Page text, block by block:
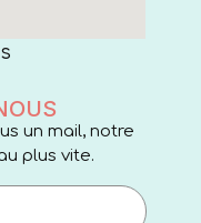
un mail, notre
plus vite.